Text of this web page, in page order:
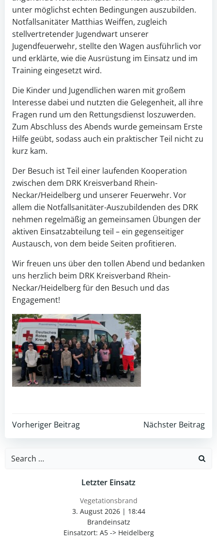
unter möglichst echten Bedingungen auszubilden.
Notfallsanitäter Matthias Weiffen, zugleich
stellvertretender Jugendwart unserer
Jugendfeuerwehr, stellte den Wagen ausführlich vor
und erklärte, wie die Ausrüstung im Einsatz und im
Training eingesetzt wird.
Die Kinder und Jugendlichen waren mit großem
Interesse dabei und nutzten die Gelegenheit, all ihre
Fragen rund um den Rettungsdienst loszuwerden.
Zum Abschluss des Abends wurde gemeinsam Erste
Hilfe geübt, sodass auch ein praktischer Teil nicht zu
kurz kam.
Der Besuch ist Teil einer laufenden Kooperation
zwischen dem DRK Kreisverband Rhein-
Neckar/Heidelberg und unserer Feuerwehr. Vor
allem die Notfallsanitäter-Auszubildenden des DRK
nehmen regelmäßig an gemeinsamen Übungen der
aktiven Einsatzabteilung teil – ein gegenseitiger
Austausch, von dem beide Seiten profitieren.
Wir freuen uns über den tollen Abend und bedanken
uns herzlich beim DRK Kreisverband Rhein-
Neckar/Heidelberg für den Besuch und das
Engagement!
Post
navigation
Vorheriger Beitrag
Post
navigation
Nächster Beitrag
Search
Letzter Einsatz
Vegetationsbrand
3. August 2026| 18:44
Brandeinsatz
Einsatzort: A5 -> Heidelberg